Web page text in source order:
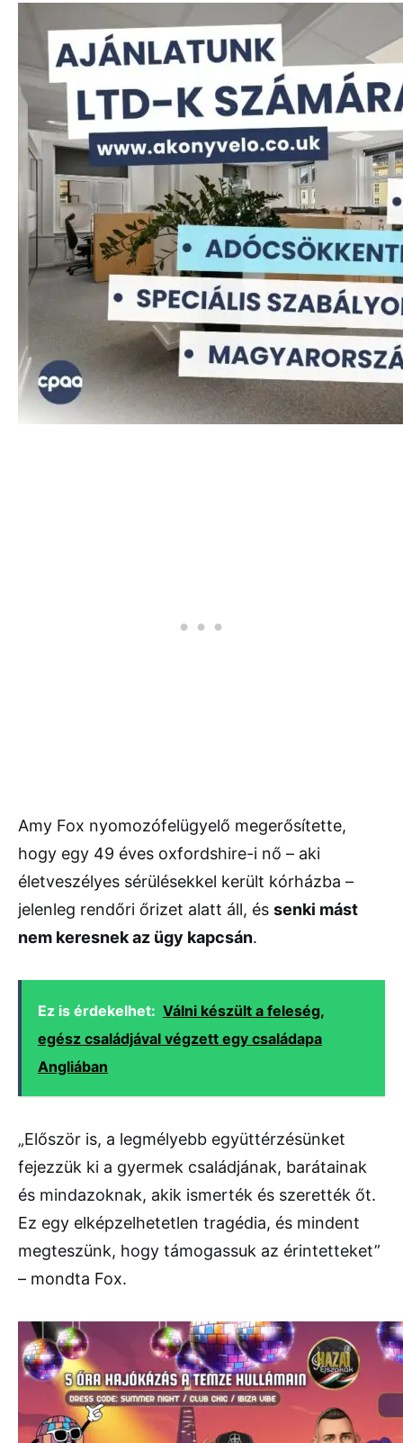
Amy Fox nyomozófelügyelő megerősítette,
hogy egy 49 éves oxfordshire-i nő – aki
életveszélyes sérülésekkel került kórházba –
jelenleg rendőri őrizet alatt áll, és senki mást
nem keresnek az ügy kapcsán.
Ez is érdekelhet: Válni készült a feleség,
egész családjával végzett egy családapa
Angliában
„Először is, a legmélyebb együttérzésünket
fejezzük ki a gyermek családjának, barátainak
és mindazoknak, akik ismerték és szerették őt.
Ez egy elképzelhetetlen tragédia, és mindent
megteszünk, hogy támogassuk az érintetteket”
– mondta Fox.